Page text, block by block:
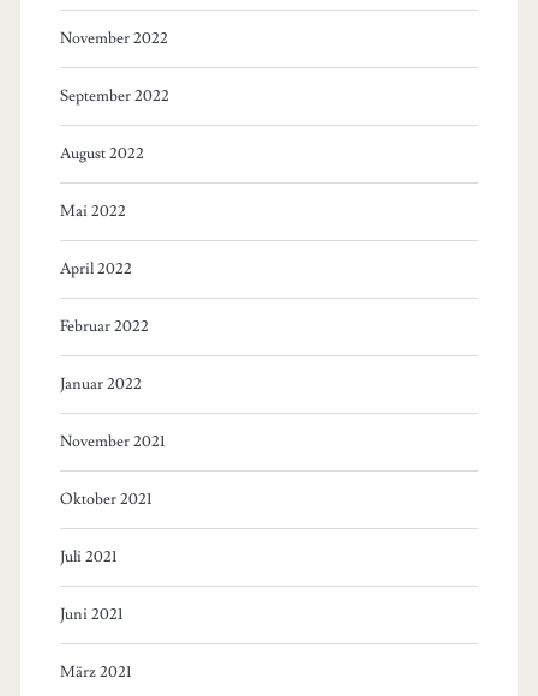
November 2022
September 2022
August 2022
Mai 2022
April 2022
Februar 2022
Januar 2022
November 2021
Oktober 2021
Juli 2021
Juni 2021
März 2021